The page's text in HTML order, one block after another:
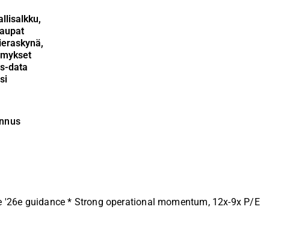
data
guidance * Strong operational momentum, 12x-9x P/E